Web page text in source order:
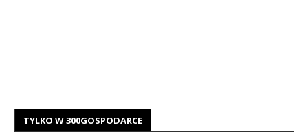
TYLKO W 300GOSPODARCE